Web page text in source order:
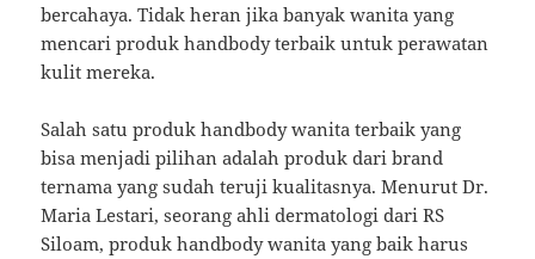
bercahaya. Tidak heran jika banyak wanita yang
mencari produk handbody terbaik untuk perawatan
kulit mereka.
Salah satu produk handbody wanita terbaik yang
bisa menjadi pilihan adalah produk dari brand
ternama yang sudah teruji kualitasnya. Menurut Dr.
Maria Lestari, seorang ahli dermatologi dari RS
Siloam, produk handbody wanita yang baik harus